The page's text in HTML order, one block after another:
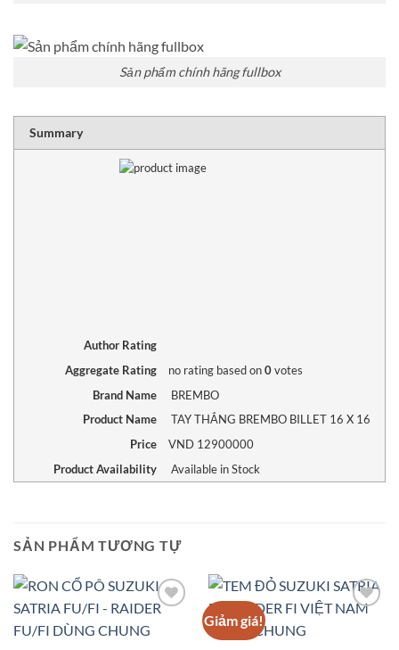
Sản phẩm chính hãng fullbox
Summary
RATING 1 star
2
3
4
5
Author Rating
Aggregate Rating
no ratingbased on0votes
Brand Name
BREMBO
Product Name
TAY THẮNG BREMBO BILLET 16 X 16
Price
VND12900000
Product Availability
Available in Stock
SẢN PHẨM TƯƠNG TỰ
Wishlist
Giảm giá!